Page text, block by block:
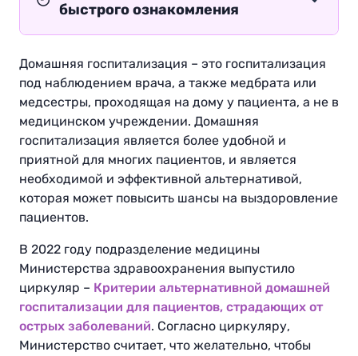
быстрого ознакомления
Домашняя госпитализация – это госпитализация
под наблюдением врача, а также медбрата или
медсестры, проходящая на дому у пациента, а не в
медицинском учреждении. Домашняя
госпитализация является более удобной и
приятной для многих пациентов, и является
необходимой и эффективной альтернативой,
которая может повысить шансы на выздоровление
пациентов.
В 2022 году подразделение медицины
Министерства здравоохранения выпустило
циркуляр – Критерии альтернативной домашней
госпитализации для пациентов, страдающих от
острых заболеваний. Согласно циркуляру,
Министерство считает, что желательно, чтобы